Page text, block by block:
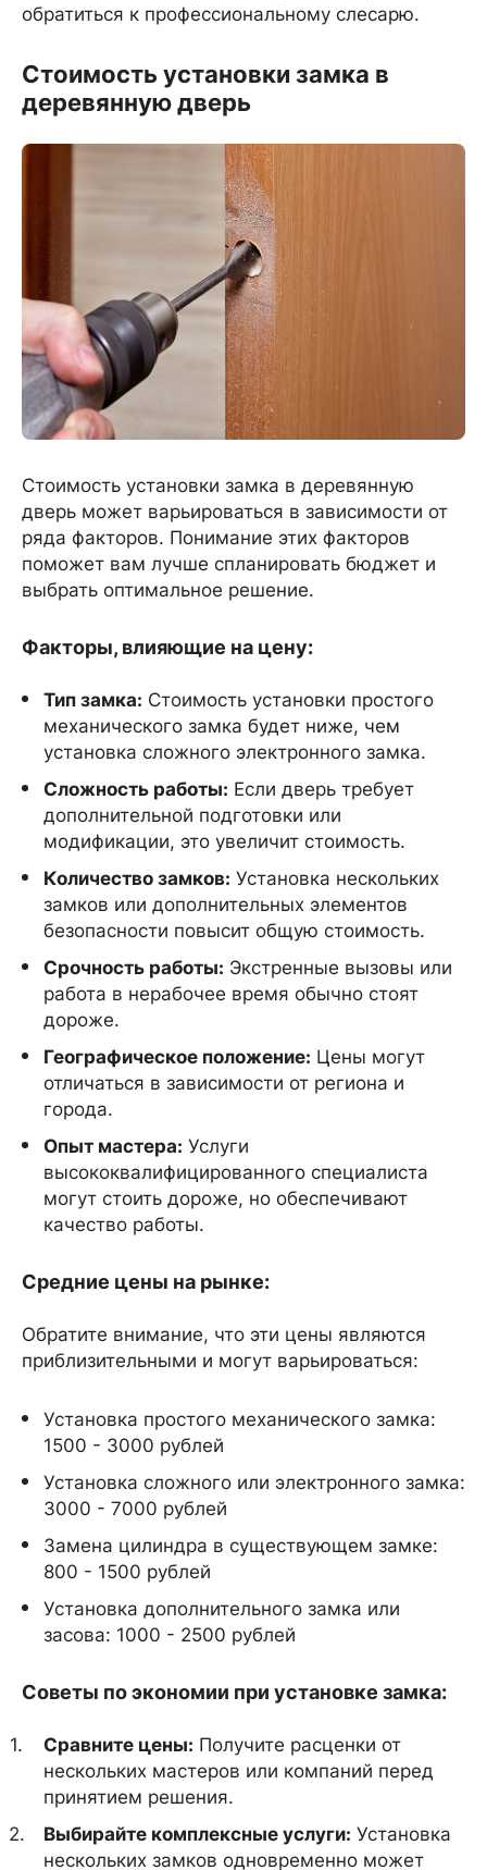
обратиться к профессиональному слесарю.
Стоимость установки замка в
деревянную дверь
Стоимость установки замка в деревянную
дверь может варьироваться в зависимости от
ряда факторов. Понимание этих факторов
поможет вам лучше спланировать бюджет и
выбрать оптимальное решение.
Факторы, влияющие на цену:
Тип замка: Стоимость установки простого
механического замка будет ниже, чем
установка сложного электронного замка.
Сложность работы: Если дверь требует
дополнительной подготовки или
модификации, это увеличит стоимость.
Количество замков: Установка нескольких
замков или дополнительных элементов
безопасности повысит общую стоимость.
Срочность работы: Экстренные вызовы или
работа в нерабочее время обычно стоят
дороже.
Географическое положение: Цены могут
отличаться в зависимости от региона и
города.
Опыт мастера: Услуги
высококвалифицированного специалиста
могут стоить дороже, но обеспечивают
качество работы.
Средние цены на рынке:
Обратите внимание, что эти цены являются
приблизительными и могут варьироваться:
Установка простого механического замка:
1500 - 3000 рублей
Установка сложного или электронного замка:
3000 - 7000 рублей
Замена цилиндра в существующем замке:
800 - 1500 рублей
Установка дополнительного замка или
засова: 1000 - 2500 рублей
Советы по экономии при установке замка:
Сравните цены: Получите расценки от
нескольких мастеров или компаний перед
принятием решения.
Выбирайте комплексные услуги: Установка
нескольких замков одновременно может